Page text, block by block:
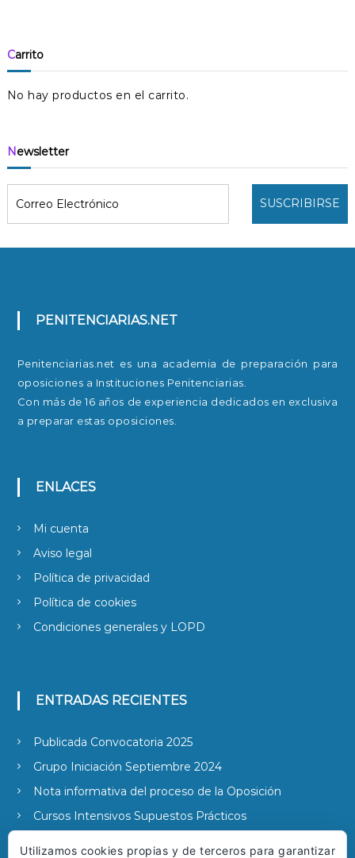
Carrito
No hay productos en el carrito.
Newsletter
PENITENCIARIAS.NET
Penitenciarias.net es una academia de preparación para
oposiciones a Instituciones Penitenciarias.
Con más de 16 años de experiencia dedicados en exclusiva
a preparar estas oposiciones.
ENLACES
Mi cuenta
Aviso legal
Política de privacidad
Política de cookies
Condiciones generales y LOPD
ENTRADAS RECIENTES
Publicada Convocatoria 2025
Grupo Iniciación Septiembre 2024
Nota informativa del proceso de la Oposición
Cursos Intensivos Supuestos Prácticos
Utilizamos cookies propias y de terceros para garantizar